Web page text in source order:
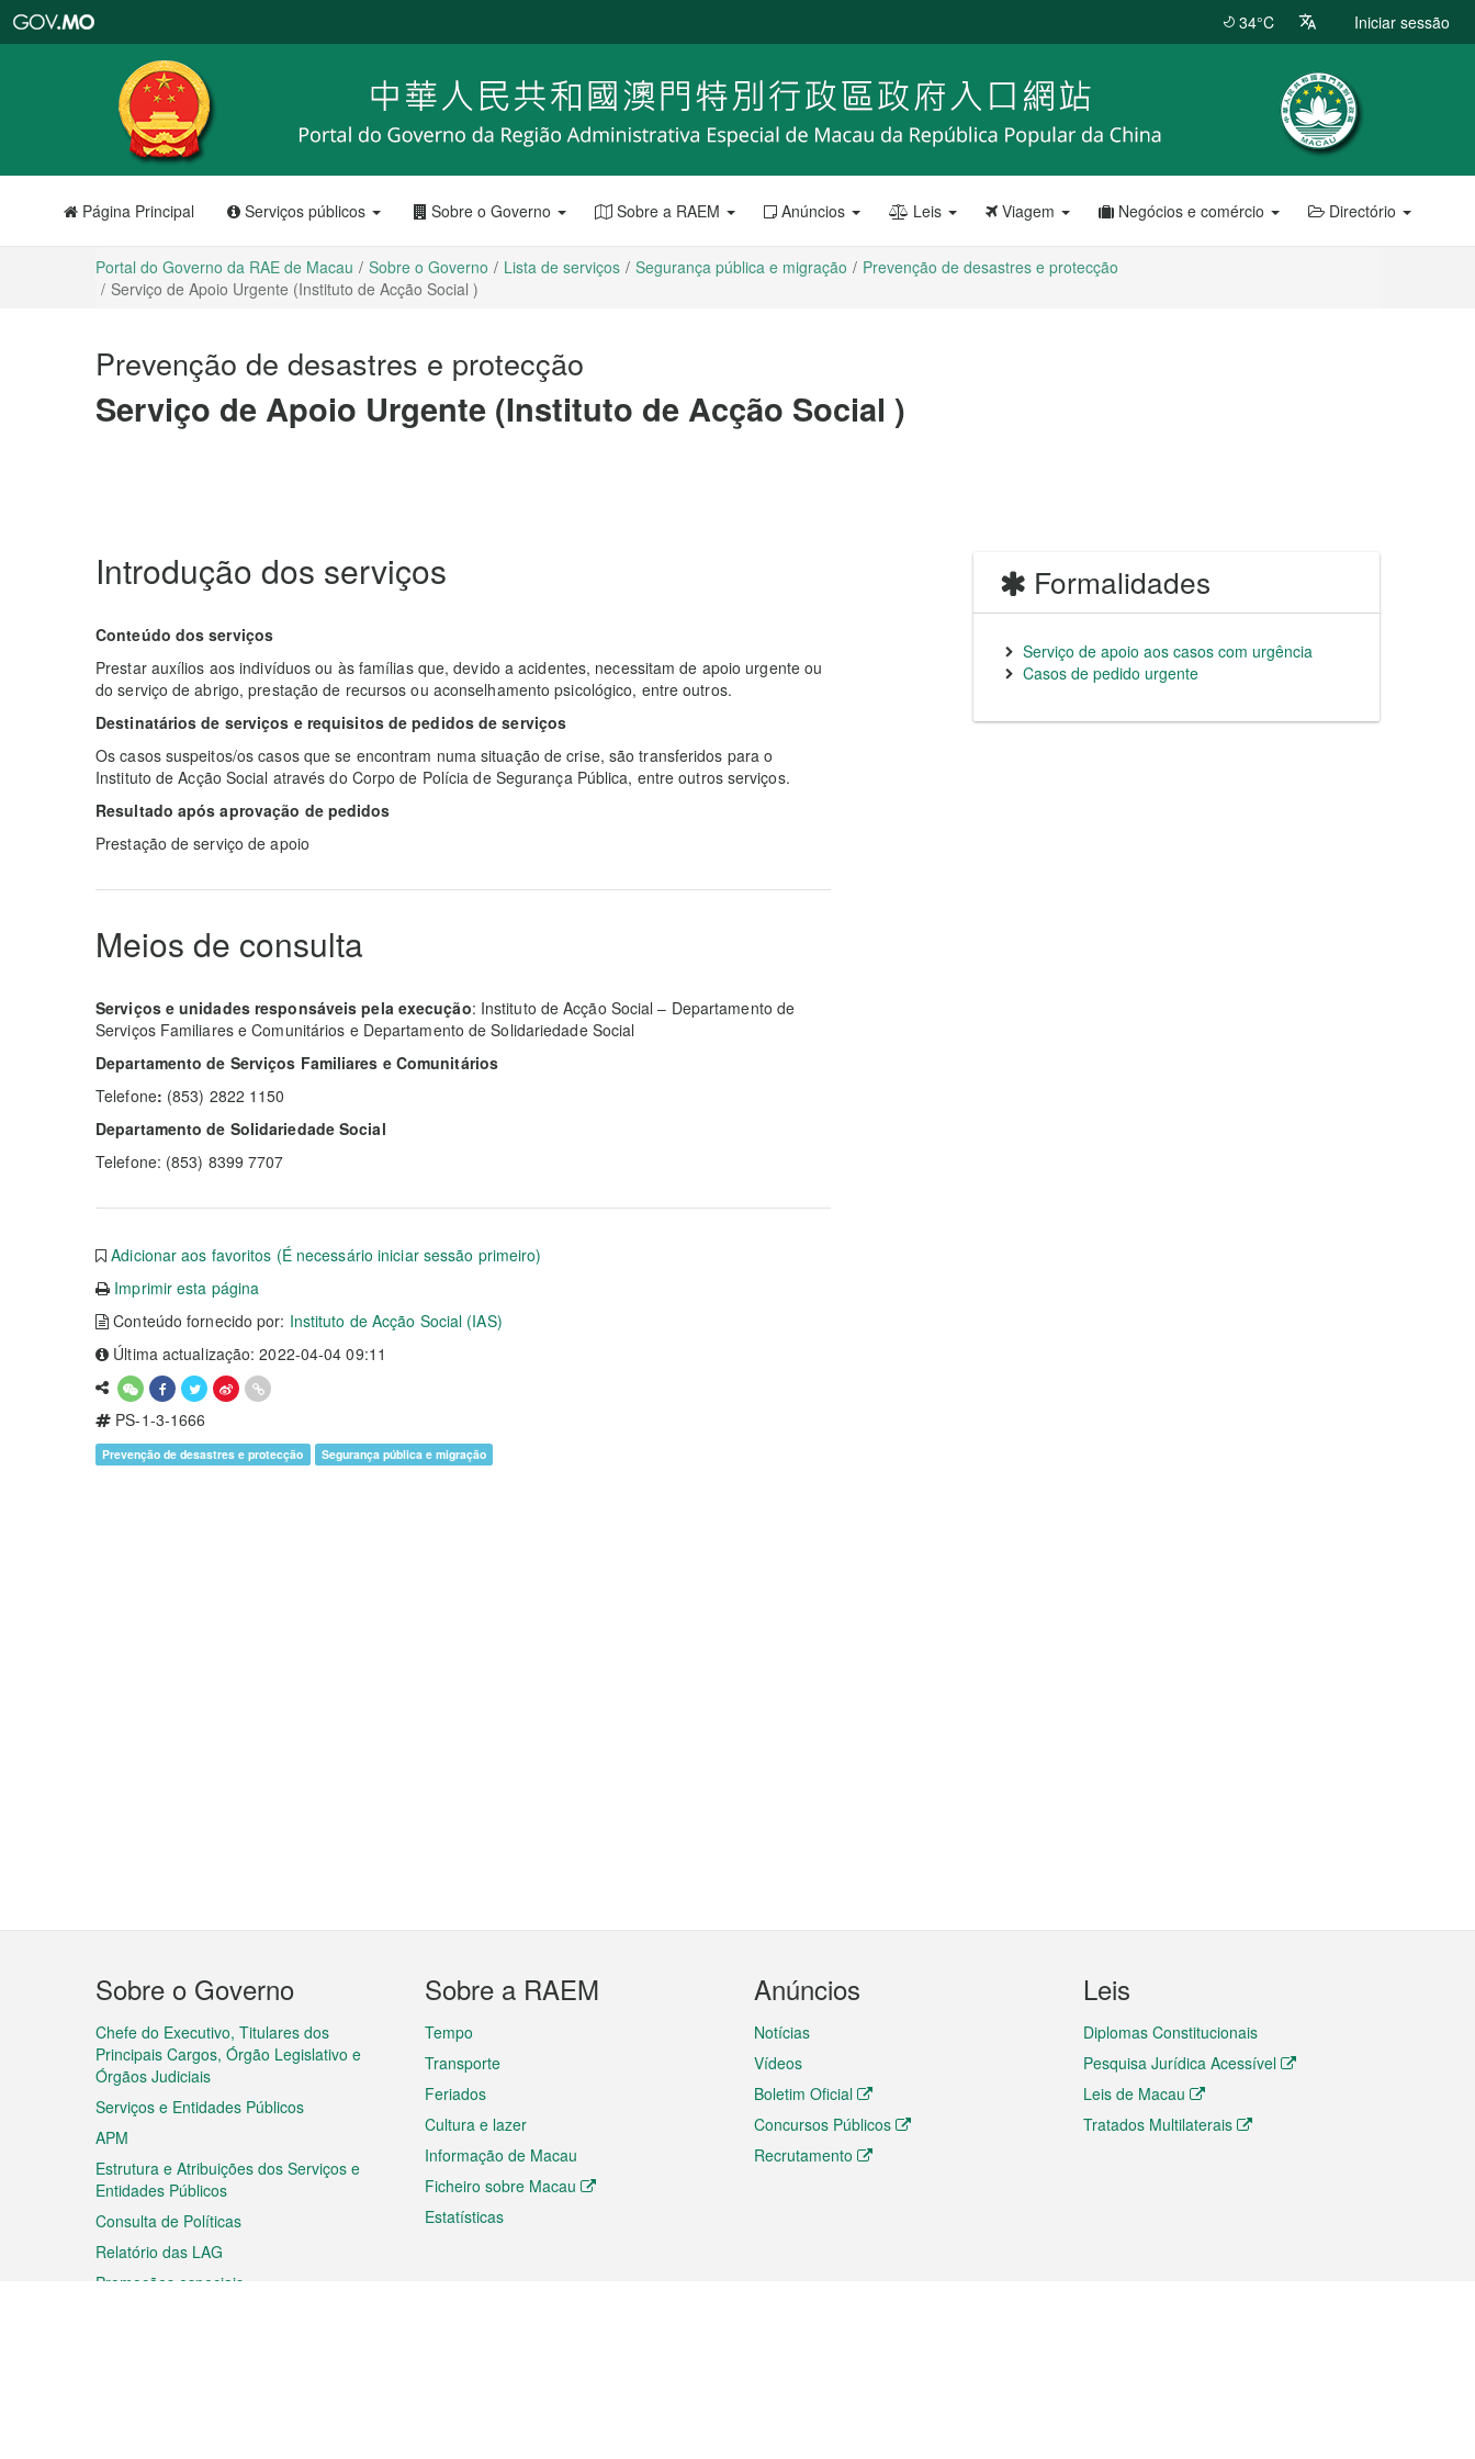
RAE
de
Macau
34°C Iniciar sessão
Página Principal Serviços públicos Sobre o Governo Sobre a RAEM Anúncios Leis Viagem Negócios e comércio Directório
Portal do Governo da RAE de Macau Sobre o Governo Lista de serviços Segurança pública e migração
Prevenção de desastres e protecção
Serviço de Apoio Urgente (Instituto de Acção Social )
Prevenção de desastres e protecção
Serviço de Apoio Urgente (Instituto de Acção Social )
Introdução dos serviços
Conteúdo dos serviços
Prestar auxílios aos indivíduos ou às famílias que, devido a acidentes, necessitam de apoio urgente ou
do serviço de abrigo, prestação de recursos ou aconselhamento psicológico, entre outros.
Destinatários de serviços e requisitos de pedidos de serviços
Os casos suspeitos/os casos que se encontram numa situação de crise, são transferidos para o
Instituto de Acção Social através do Corpo de Polícia de Segurança Pública, entre outros serviços.
Resultado após aprovação de pedidos
Prestação de serviço de apoio
Meios de consulta
Serviços e unidades responsáveis pela execução: Instituto de Acção Social – Departamento de
Serviços Familiares e Comunitários e Departamento de Solidariedade Social
Departamento de Serviços Familiares e Comunitários
Telefone: (853) 2822 1150
Departamento de Solidariedade Social
Telefone: (853) 8399 7707
Adicionar aos favoritos (É necessário iniciar sessão primeiro)
Imprimir esta página
Conteúdo fornecido por: Instituto de Acção Social (IAS)
Última actualização: 2022-04-04 09:11
PS-1-3-1666
Prevenção de desastres e protecção Segurança pública e migração
Formalidades
Serviço de apoio aos casos com urgência
Casos de pedido urgente
Menu
do
rodapé
Sobre o Governo
Chefe do Executivo, Titulares dos
Principais Cargos, Órgão Legislativo e
Órgãos Judiciais
Serviços e Entidades Públicos
APM
Estrutura e Atribuições dos Serviços e
Entidades Públicos
Consulta de Políticas
Relatório das LAG
Promoções especiais
Sobre a RAEM
Tempo
Transporte
Feriados
Cultura e lazer
Informação de Macau
Ficheiro sobre Macau
Estatísticas
Anúncios
Notícias
Vídeos
Boletim Oficial
Concursos Públicos
Recrutamento
Leis
Diplomas Constitucionais
Pesquisa Jurídica Acessível
Leis de Macau
Tratados Multilaterais